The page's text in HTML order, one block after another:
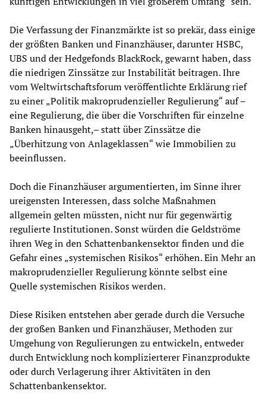
Die Verfassung der Finanzmärkte ist so prekär, dass einige
der größten Banken und Finanzhäuser, darunter HSBC,
UBS und der Hedgefonds BlackRock, gewarnt haben, dass
die niedrigen Zinssätze zur Instabilität beitragen. Ihre
vom Weltwirtschaftsforum veröffentlichte Erklärung rief
zu einer „Politik makroprudenzieller Regulierung“ auf –
eine Regulierung, die über die Vorschriften für einzelne
Banken hinausgeht,– statt über Zinssätze die
„Überhitzung von Anlageklassen“ wie Immobilien zu
beeinflussen.
Doch die Finanzhäuser argumentierten, im Sinne ihrer
ureigensten Interessen, dass solche Maßnahmen
allgemein gelten müssten, nicht nur für gegenwärtig
regulierte Institutionen. Sonst würden die Geldströme
ihren Weg in den Schattenbankensektor finden und die
Gefahr eines „systemischen Risikos“ erhöhen. Ein Mehr an
makroprudenzieller Regulierung könnte selbst eine
Quelle systemischen Risikos werden.
Diese Risiken entstehen aber gerade durch die Versuche
der großen Banken und Finanzhäuser, Methoden zur
Umgehung von Regulierungen zu entwickeln, entweder
durch Entwicklung noch komplizierterer Finanzprodukte
oder durch Verlagerung ihrer Aktivitäten in den
Schattenbankensektor.